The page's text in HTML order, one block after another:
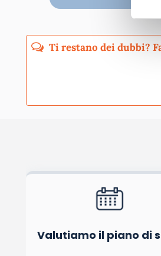
Pubblicando questo commento dai il
Valutiamo il piano di